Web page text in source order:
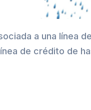
a una línea
de crédito de